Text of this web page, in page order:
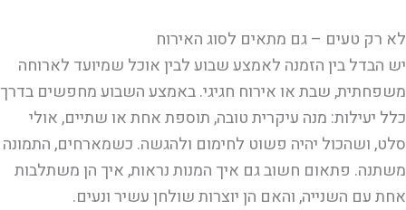
לא רק טעים – גם מתאים לסוג האירוח
יש הבדל בין הזמנה לאמצע שבוע לבין אוכל שמיועד לארוחה
משפחתית, שבת או אירוח חגיגי. באמצע השבוע מחפשים בדרך
כלל יעילות: מנה עיקרית טובה, תוספת אחת או שתיים, אולי
סלט, ושהכול יהיה פשוט לחימום ולהגשה. כשמארחים, התמונה
משתנה. פתאום חשוב גם איך המנות נראות, איך הן משתלבות
אחת עם השנייה, והאם הן יוצרות שולחן עשיר ונעים.